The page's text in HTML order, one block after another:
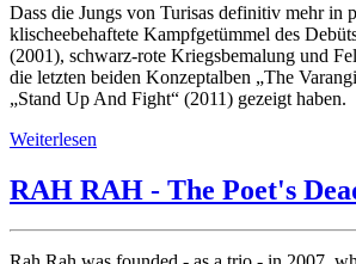
Dass die Jungs von Turisas definitiv mehr in
klischeebehaftete Kampfgetümmel des
(2001), schwarz-rote Kriegsbemalung und
die letzten beiden Konzeptalben „The
„Stand Up And Fight“ (2011) gezeigt haben.
Weiterlesen
RAH RAH - The Poet's